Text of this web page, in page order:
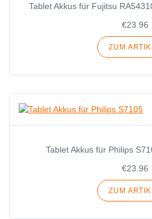
Tablet Akkus für Fujitsu
€23.96
ZUM
Tablet Akkus für Philips
€23.96
ZUM